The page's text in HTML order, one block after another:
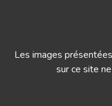
Les images
sur ce site